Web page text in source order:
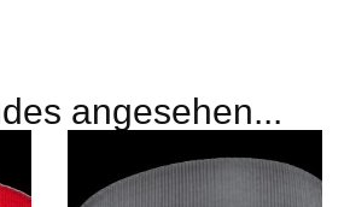
angesehen...